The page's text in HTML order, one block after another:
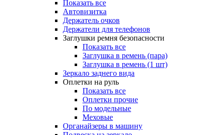
Показать все
Автовизитка
Держатель очков
Держатели для телефонов
Заглушки ремня безопасности
Показать все
Заглушка в ремень (пара)
Заглушка в ремень (1 шт)
Зеркало заднего вида
Оплетки на руль
Показать все
Оплетки прочиe
По модельные
Меховые
Органайзеры в машину